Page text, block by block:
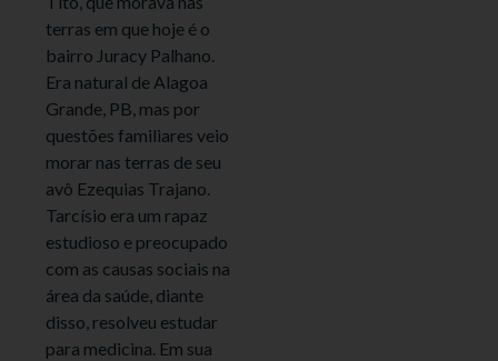
terras em que hoje é o
bairro Juracy Palhano.
Era natural de Alagoa
Grande, PB, mas por
questões familiares veio
morar nas terras de seu
avô Ezequias Trajano.
Tarcísio era um rapaz
estudioso e preocupado
com as causas sociais na
área da saúde, diante
disso, resolveu estudar
para medicina. Em sua